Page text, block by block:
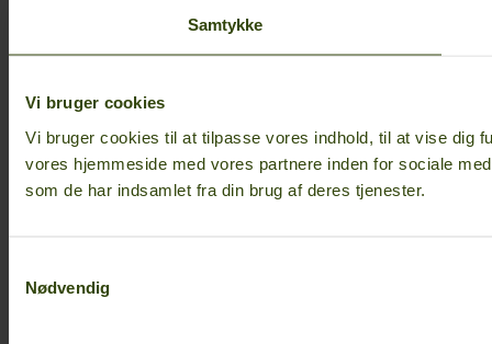
Samtykke
Vi bruger cookies
Vi bruger cookies til at tilpasse vores indhold, til at vise dig
vores hjemmeside med vores partnere inden for sociale
som de har indsamlet fra din brug af deres tjenester.
Nødvendig